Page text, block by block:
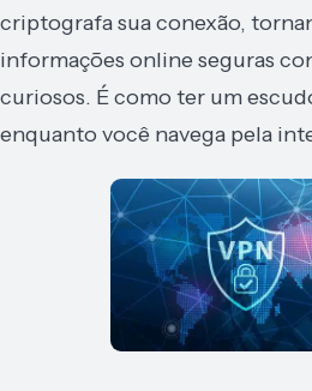
criptografa sua conexão,
informações online seguras
curiosos. É como ter um
enquanto você navega pela